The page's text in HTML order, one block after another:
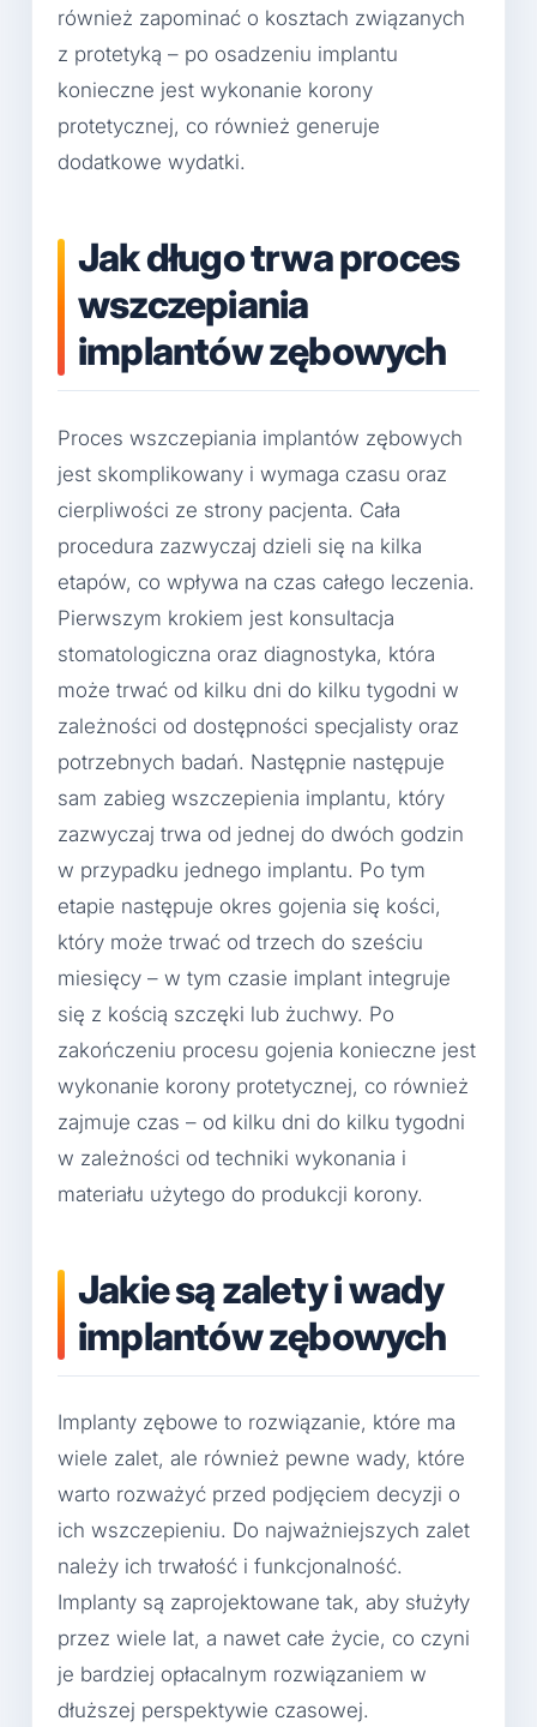
również zapominać o kosztach związanych
z protetyką – po osadzeniu implantu
konieczne jest wykonanie korony
protetycznej, co również generuje
dodatkowe wydatki.
Jak długo trwa proces
wszczepiania
implantów zębowych
Proces wszczepiania implantów zębowych
jest skomplikowany i wymaga czasu oraz
cierpliwości ze strony pacjenta. Cała
procedura zazwyczaj dzieli się na kilka
etapów, co wpływa na czas całego leczenia.
Pierwszym krokiem jest konsultacja
stomatologiczna oraz diagnostyka, która
może trwać od kilku dni do kilku tygodni w
zależności od dostępności specjalisty oraz
potrzebnych badań. Następnie następuje
sam zabieg wszczepienia implantu, który
zazwyczaj trwa od jednej do dwóch godzin
w przypadku jednego implantu. Po tym
etapie następuje okres gojenia się kości,
który może trwać od trzech do sześciu
miesięcy – w tym czasie implant integruje
się z kością szczęki lub żuchwy. Po
zakończeniu procesu gojenia konieczne jest
wykonanie korony protetycznej, co również
zajmuje czas – od kilku dni do kilku tygodni
w zależności od techniki wykonania i
materiału użytego do produkcji korony.
Jakie są zalety i wady
implantów zębowych
Implanty zębowe to rozwiązanie, które ma
wiele zalet, ale również pewne wady, które
warto rozważyć przed podjęciem decyzji o
ich wszczepieniu. Do najważniejszych zalet
należy ich trwałość i funkcjonalność.
Implanty są zaprojektowane tak, aby służyły
przez wiele lat, a nawet całe życie, co czyni
je bardziej opłacalnym rozwiązaniem w
dłuższej perspektywie czasowej.